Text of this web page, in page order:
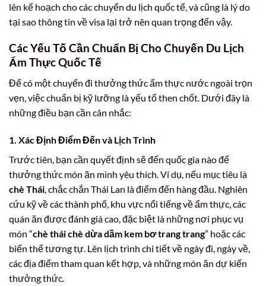
lên kế hoạch cho các chuyến du lịch quốc tế, và cũng là lý do
tại sao thông tin về visa lại trở nên quan trọng đến vậy.
Các Yếu Tố Cần Chuẩn Bị Cho Chuyến Du Lịch
Ẩm Thực Quốc Tế
Để có một chuyến đi thưởng thức ẩm thực nước ngoài trọn
vẹn, việc chuẩn bị kỹ lưỡng là yếu tố then chốt. Dưới đây là
những điều bạn cần cân nhắc:
1. Xác Định Điểm Đến và Lịch Trình
Trước tiên, bạn cần quyết định sẽ đến quốc gia nào để
thưởng thức món ăn mình yêu thích. Ví dụ, nếu mục tiêu là
chè Thái , chắc chắn Thái Lan là điểm đến hàng đầu. Nghiên
cứu kỹ về các thành phố, khu vực nổi tiếng về ẩm thực, các
quán ăn được đánh giá cao, đặc biệt là những nơi phục vụ
món “chè thái chè dừa dầm kem bơ trang trang” hoặc các
biến thể tương tự. Lên lịch trình chi tiết về ngày đi, ngày về,
các địa điểm tham quan kết hợp, và những món ăn dự kiến
thưởng thức.